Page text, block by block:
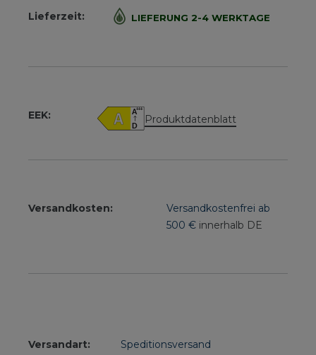
Lieferzeit: LIEFERUNG 2-4 WERKTAGE
EEK: Produktdatenblatt
Versandkosten:
Versandkostenfrei ab
500 € innerhalb DE
Versandart: Speditionsversand